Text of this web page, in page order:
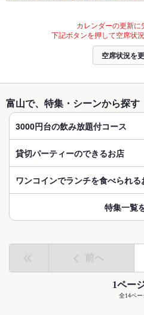
カレンダーの更新に
下記ボタンを押して空席状
空席状況を
富山で、特集・シーンから探す
3000円台の飲み放題付コース
貸切パーティーのできるお店
ワンコインでランチを食べられる
特集一覧
前へ
1ペー
全14ペー